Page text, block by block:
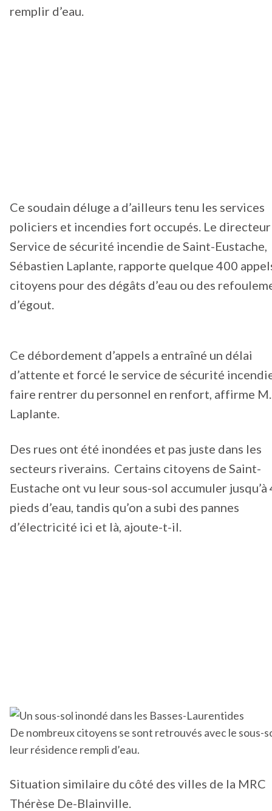
remplir d’eau.
Ce soudain déluge a d’ailleurs tenu les services
policiers et incendies fort occupés. Le
Service de sécurité incendie de Saint-Eustache,
Sébastien Laplante, rapporte quelque 400
citoyens pour des dégâts d’eau ou des
d’égout.
Ce débordement d’appels a entraîné un délai
d’attente et forcé le service de sécurité
faire rentrer du personnel en renfort, affirme M.
Laplante.
Des rues ont été inondées et pas juste dans les
secteurs riverains. Certains citoyens de Saint-
Eustache ont vu leur sous-sol accumuler jusqu’à
pieds d’eau, tandis qu’on a subi des pannes
d’électricité ici et là, ajoute-t-il.
De nombreux citoyens se sont retrouvés avec le sous-
leur résidence rempli d’eau.
Situation similaire du côté des villes de la MRC
Thérèse De-Blainville.